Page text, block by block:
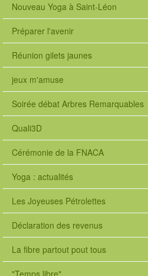
Nouveau Yoga à Saint-Léon
Préparer l'avenir
Réunion gilets jaunes
jeux m'amuse
Soirée débat Arbres Remarquables
Quali3D
Cérémonie de la FNACA
Yoga : actualités
Les Joyeuses Pétrolettes
Déclaration des revenus
La fibre partout pout tous
"Temps libre"